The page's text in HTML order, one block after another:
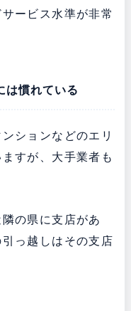
ービス水準が非常
は慣れている
ションなどのエリ
すが、大手業者も
の県に支店があ
っ越しはその支店